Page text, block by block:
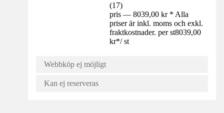
(17)
pris — 8039,00 kr * Alla
priser är inkl. moms och exkl.
fraktkostnader. per st8039,00
kr*/ st
Webbköp ej möjligt
Kan ej reserveras